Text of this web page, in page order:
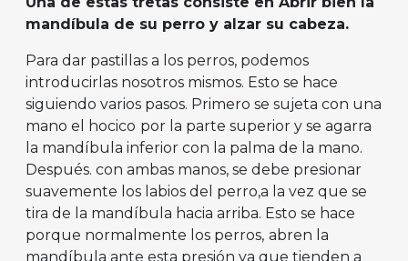
mandíbula de su perro y alzar su cabeza.
Para dar pastillas a los perros, podemos
introducirlas nosotros mismos. Esto se hace
siguiendo varios pasos. Primero se sujeta con una
mano el hocico por la parte superior y se agarra
la mandíbula inferior con la palma de la mano.
Después. con ambas manos, se debe presionar
suavemente los labios del perro,a la vez que se
tira de la mandíbula hacia arriba. Esto se hace
porque normalmente los perros, abren la
mandíbula ante esta presión ya que tienden a